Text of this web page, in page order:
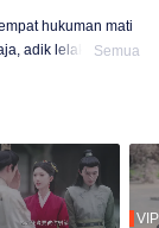
hukuman mati
bahawa dia
terjerat lagi
Semua
VIP